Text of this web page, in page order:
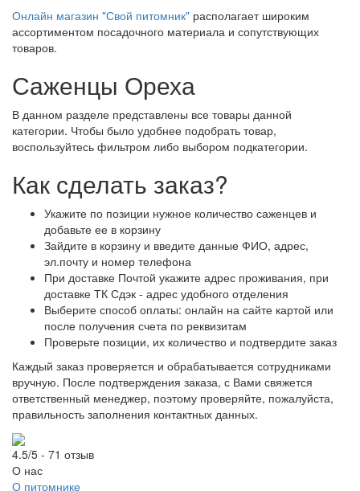
Онлайн магазин "Свой питомник" располагает широким
ассортиментом посадочного материала и сопутствующих
товаров.
Саженцы Ореха
В данном разделе представлены все товары данной
категории. Чтобы было удобнее подобрать товар,
воспользуйтесь фильтром либо выбором подкатегории.
Как сделать заказ?
Укажите по позиции нужное количество саженцев и
добавьте ее в корзину
Зайдите в корзину и введите данные ФИО, адрес,
эл.почту и номер телефона
При доставке Почтой укажите адрес проживания, при
доставке ТК Сдэк - адрес удобного отделения
Выберите способ оплаты: онлайн на сайте картой или
после получения счета по реквизитам
Проверьте позиции, их количество и подтвердите заказ
Каждый заказ проверяется и обрабатывается сотрудниками
вручную. После подтверждения заказа, с Вами свяжется
ответственный менеджер, поэтому проверяйте, пожалуйста,
правильность заполнения контактных данных.
4.5/5 - 71 отзыв
О нас
О питомнике